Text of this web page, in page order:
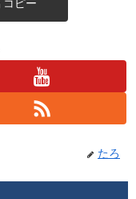
コピー
たろ